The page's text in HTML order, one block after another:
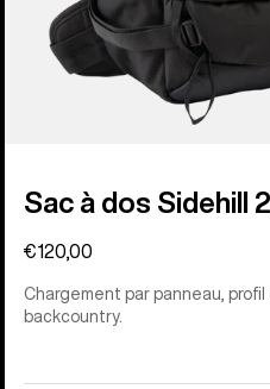
Sac à dos Sidehill
€120,00
Chargement par panneau,
backcountry.